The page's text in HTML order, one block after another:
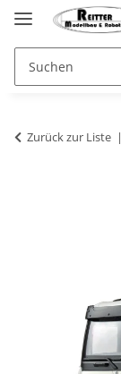
Zurück zur Liste